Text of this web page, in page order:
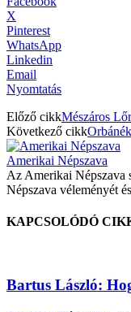
X
Pinterest
WhatsApp
Linkedin
Email
Nyomtatás
Előző cikkMészáros
Következő cikk
Amerikai Népszava
Az Amerikai Népszava
Népszava véleményét
KAPCSOLÓDÓ
Bartus László: